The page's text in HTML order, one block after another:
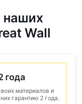
наших
Wall
года
материалов и
гарантию 2 года.